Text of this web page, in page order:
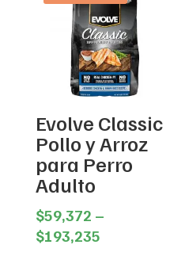
Evolve Classic
Pollo y Arroz
para Perro
Adulto
$59,372 –
$193,235Price